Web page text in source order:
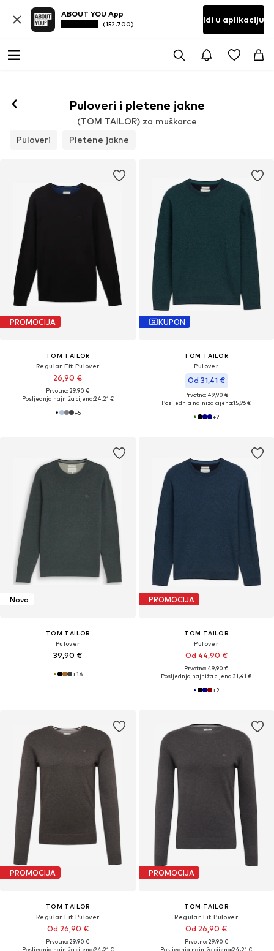
ABOUT YOU App
(152.700) Idi u aplikaciju
Puloveri i pletene jakne
(TOM TAILOR) za muškarce
Puloveri
Pletene jakne
PROMOCIJA
TOM TAILOR
Regular Fit Pulover
26,90 €
Prvotno: 29,90 €
Posljednja najniža cijena:24,21 €
+5
KUPON
TOM TAILOR
Pulover
Od 31,41 €
Prvotno: 49,90 €
Posljednja najniža cijena:15,96 €
+2
Novo
TOM TAILOR
Pulover
39,90 €
+16
PROMOCIJA
TOM TAILOR
Pulover
Od 44,90 €
Prvotno: 49,90 €
Posljednja najniža cijena:31,41 €
+2
PROMOCIJA
TOM TAILOR
Regular Fit Pulover
Od 26,90 €
Prvotno: 29,90 €
PROMOCIJA
TOM TAILOR
Regular Fit Pulover
Od 26,90 €
Prvotno: 29,90 €